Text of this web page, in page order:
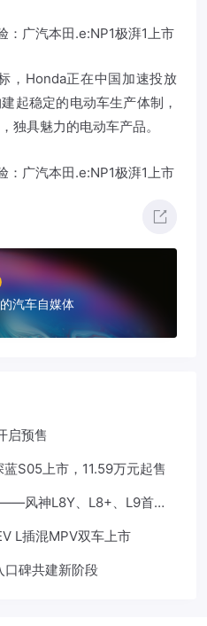
，Honda正在中国加速投放
起稳定的电动车生产体制，
独具魅力的电动车产品。
汽车自媒体
启预售
S05上市，11.59万元起售
风神L8Y、L8+、L9首发
L插混MPV双车上市
口碑共建新阶段